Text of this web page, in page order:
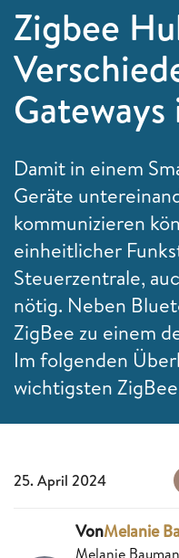
Zigbee
Damit in einem
Geräte
kommunizieren
einheitlicher
Steuerzentrale,
nötig. Neben
ZigBee zu einem
Im folgenden
wichtigsten
25. April 2024
VonMelanie
Melanie